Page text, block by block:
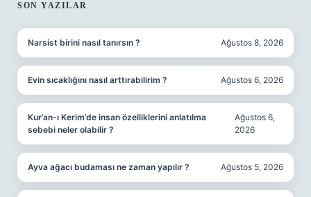
SIDEBAR
SON YAZILAR
Narsist birini nasıl tanırsın ? Ağustos 8, 2026
Evin sıcaklığını nasıl arttırabilirim ? Ağustos 6, 2026
Kur’an-ı Kerim’de insan özelliklerini anlatılma
sebebi neler olabilir ?
Ağustos 6,
2026
Ayva ağacı budaması ne zaman yapılır ? Ağustos 5, 2026